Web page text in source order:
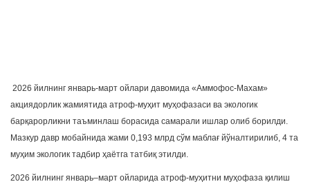
2026 йилнинг январь-март ойлари давомида «Аммофос-Махам»
акциядорлик жамиятида атроф-муҳит муҳофазаси ва экологик
барқарорликни таъминлаш борасида самарали ишлар олиб борилди.
Мазкур давр мобайнида жами 0,193 млрд сўм маблағ йўналтирилиб, 4 та
муҳим экологик тадбир ҳаётга татбиқ этилди.
2026 йилнинг январь–март ойларида атроф-муҳитни муҳофаза қилиш